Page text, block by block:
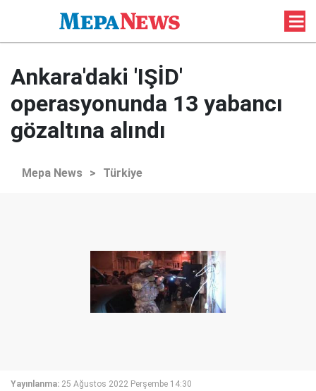
Ankara'daki 'IŞİD'
operasyonunda 13 yabancı
gözaltına alındı
Mepa News > Türkiye
Yayınlanma: 25 Ağustos 2022 Perşembe 14:30